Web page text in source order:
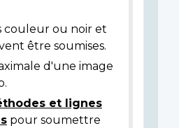
couleur ou noir et
être soumises.
d'une image
et lignes
pour soumettre